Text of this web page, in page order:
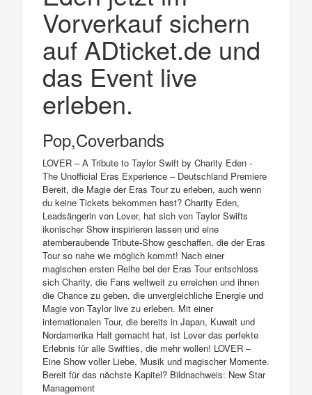
Vorverkauf sichern
auf ADticket.de und
das Event live
erleben.
Pop,Coverbands
LOVER – A Tribute to Taylor Swift by Charity Eden -
The Unofficial Eras Experience – Deutschland Premiere
Bereit, die Magie der Eras Tour zu erleben, auch wenn
du keine Tickets bekommen hast? Charity Eden,
Leadsängerin von Lover, hat sich von Taylor Swifts
ikonischer Show inspirieren lassen und eine
atemberaubende Tribute-Show geschaffen, die der Eras
Tour so nahe wie möglich kommt! Nach einer
magischen ersten Reihe bei der Eras Tour entschloss
sich Charity, die Fans weltweit zu erreichen und ihnen
die Chance zu geben, die unvergleichliche Energie und
Magie von Taylor live zu erleben. Mit einer
internationalen Tour, die bereits in Japan, Kuwait und
Nordamerika Halt gemacht hat, ist Lover das perfekte
Erlebnis für alle Swifties, die mehr wollen! LOVER –
Eine Show voller Liebe, Musik und magischer Momente.
Bereit für das nächste Kapitel? Bildnachweis: New Star
Management